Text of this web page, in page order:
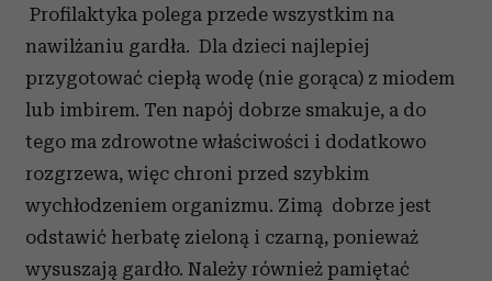
Profilaktyka polega przede wszystkim na
nawilżaniu gardła. Dla dzieci najlepiej
przygotować ciepłą wodę (nie gorąca) z miodem
lub imbirem. Ten napój dobrze smakuje, a do
tego ma zdrowotne właściwości i dodatkowo
rozgrzewa, więc chroni przed szybkim
wychłodzeniem organizmu. Zimą dobrze jest
odstawić herbatę zieloną i czarną, ponieważ
wysuszają gardło. Należy również pamiętać